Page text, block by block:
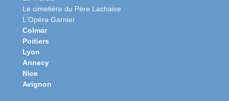
Le cimetière du Père Lachaise
L'Opéra Garnier
Colmar
Poitiers
Lyon
Annecy
Nice
Avignon